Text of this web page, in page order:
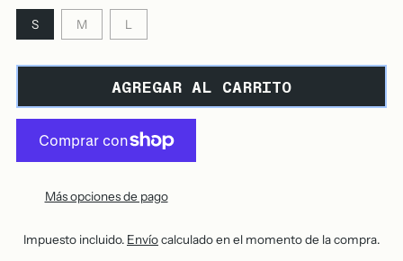
S M L
AGREGAR AL CARRITO
Más opciones de pago
Impuesto incluido. Envíocalculado en el momento de la compra.